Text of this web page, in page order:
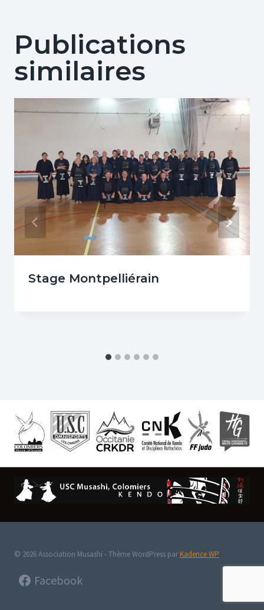
Publications
similaires
Stage Montpelliérain
© 2026 Association Musashi - Thème WordPress par Kadence WP
Facebook